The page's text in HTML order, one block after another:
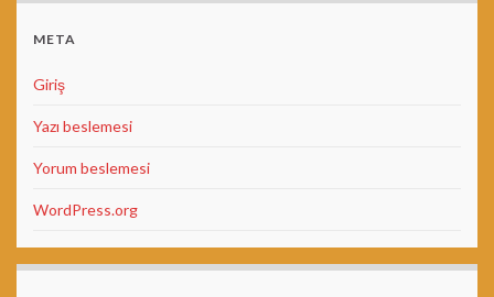
META
Giriş
Yazı beslemesi
Yorum beslemesi
WordPress.org